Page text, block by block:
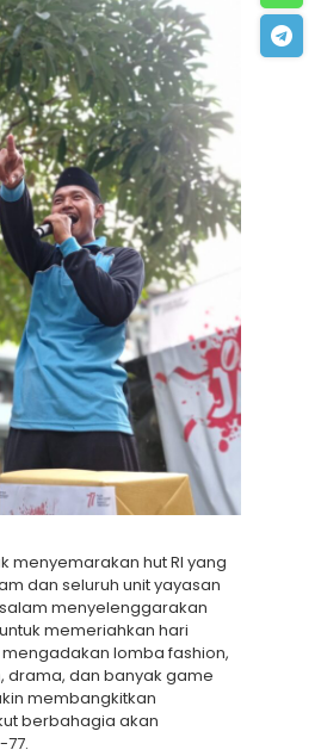
menyemarakan hut RI yang
dan seluruh unit yayasan
menyelenggarakan
memeriahkan hari
lomba fashion,
drama, dan banyak game
membangkitkan
berbahagia akan